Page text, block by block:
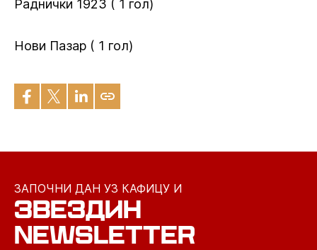
Раднички 1923 ( 1 гол)
Нови Пазар ( 1 гол)
ЗАПОЧНИ ДАН УЗ КАФИЦУ И
ЗВЕЗДИН
NEWSLETTER